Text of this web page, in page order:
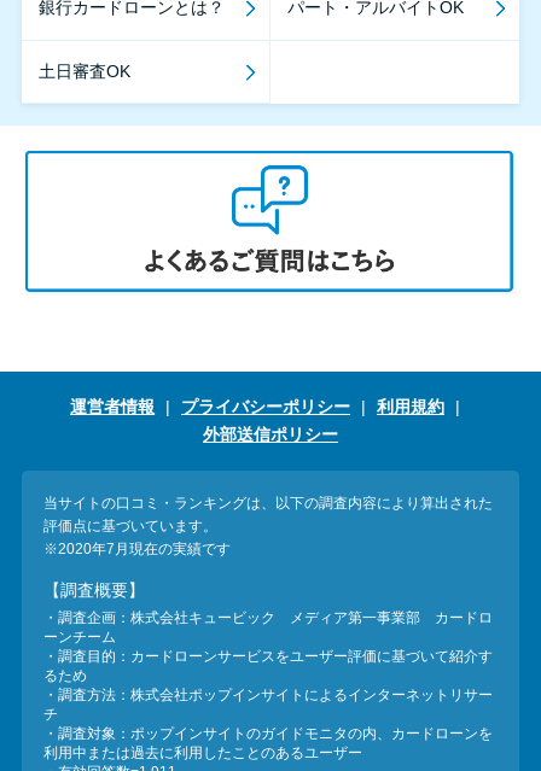
銀行カードローンとは？ パート・アルバイトOK
土日審査OK
運営者情報 プライバシーポリシー
利用規約
外部送信ポリシー
当サイトの口コミ・ランキングは、以下の調査内容により算出された
評価点に基づいています。
※2020年7月現在の実績です
【調査概要】
・調査企画：株式会社キュービック メディア第一事業部 カードロ
ーンチーム
・調査目的：カードローンサービスをユーザー評価に基づいて紹介す
るため
・調査方法：株式会社ポップインサイトによるインターネットリサー
チ
・調査対象：ポップインサイトのガイドモニタの内、カードローンを
利用中または過去に利用したことのあるユーザー